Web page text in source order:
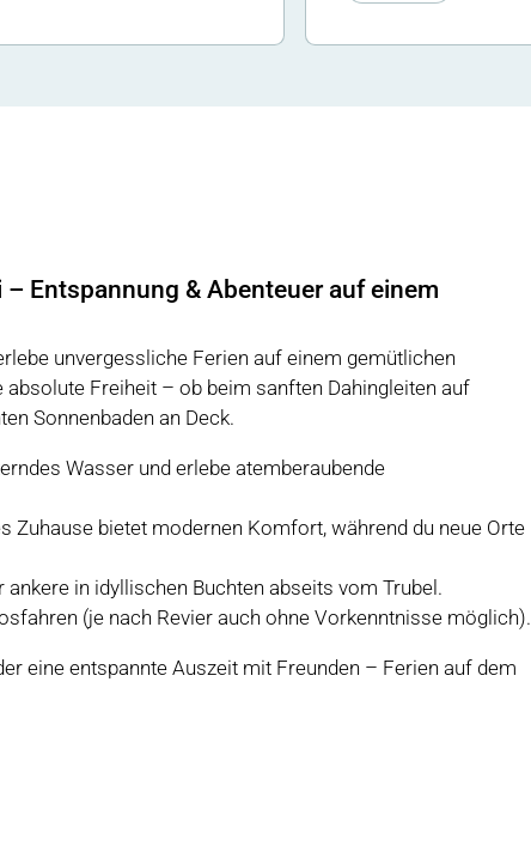
Entspannung & Abenteuer auf einem
unvergessliche Ferien auf einem gemütlichen
Freiheit – ob beim sanften Dahingleiten auf
Sonnenbaden an Deck.
Wasser und erlebe atemberaubende
Zuhause bietet modernen Komfort, während du neue Orte
in idyllischen Buchten abseits vom Trubel.
(je nach Revier auch ohne Vorkenntnisse möglich).
eine entspannte Auszeit mit Freunden – Ferien auf dem